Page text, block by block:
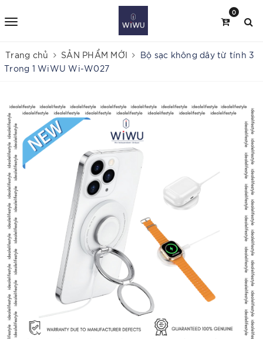
0
Trang chủ SẢN PHẨM MỚI
Bộ sạc không dây từ tính 3
Trong 1 WiWU Wi-W027